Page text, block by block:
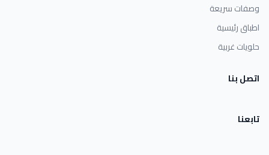
وصفات سريعة
اطباق رئيسية
حلويات غربية
اتصل بنا
تابعنا